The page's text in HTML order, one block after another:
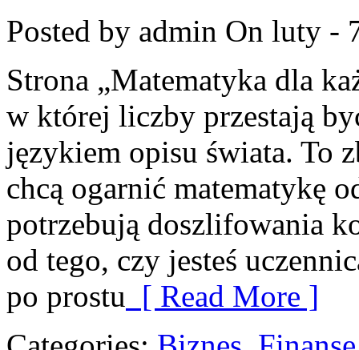
Posted by admin On luty -
Strona „Matematyka dla
w której liczby przestają
językiem opisu świata. To
chcą ogarnić matematykę
potrzebują doszlifowania
od tego, czy jesteś
po prostu [ Read More ]